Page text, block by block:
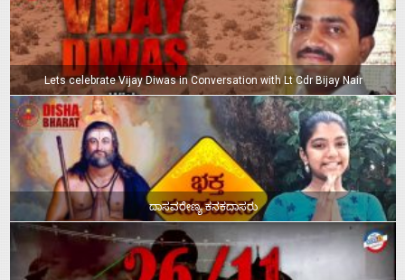
Lets celebrate Vijay Diwas in Conversation with Lt Cdr Bijay Nair
ದಾಸವರೇಣ್ಯ ಕನಕದಾಸರು